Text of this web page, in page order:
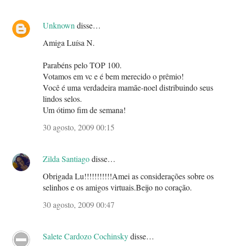
Unknowndisse…
Amiga Luísa N.
Parabéns pelo TOP 100.
Votamos em vc e é bem merecido o prêmio!
Você é uma verdadeira mamãe-noel distribuindo seus
lindos selos.
Um ótimo fim de semana!
30 agosto, 2009 00:15
Zilda Santiagodisse…
Obrigada Lu!!!!!!!!!!!Amei as considerações sobre os
selinhos e os amigos virtuais.Beijo no coração.
30 agosto, 2009 00:47
Salete Cardozo Cochinskydisse…